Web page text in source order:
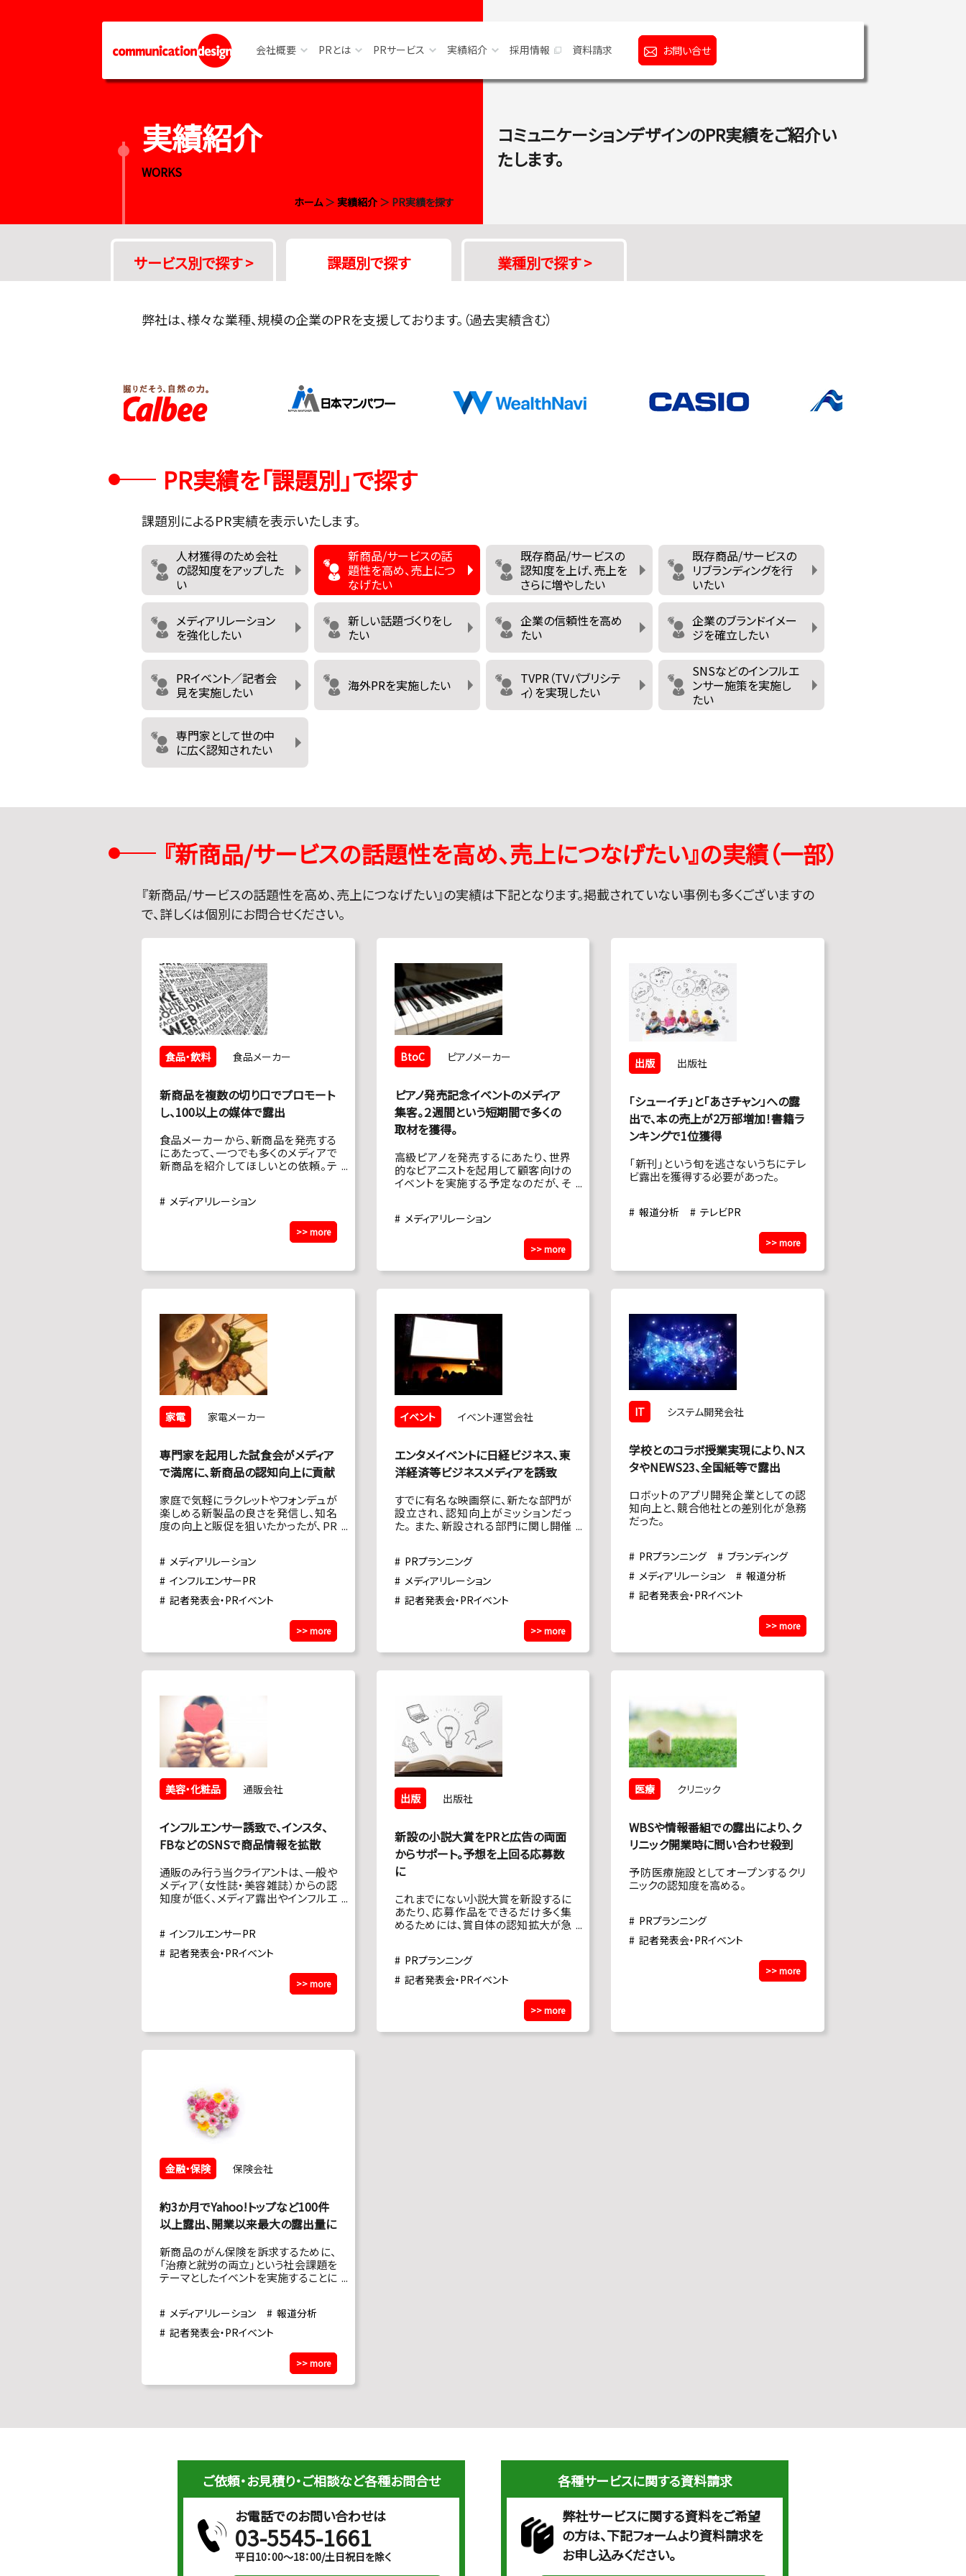
会社概要 PRとは PRサービス 実績紹介
業種別で探す
課題別で探す
採用情報 資料請求 お問い合せ
実績紹介
WORKS
ホーム＞ 実績紹介 ＞ PR実績を探す
コミュニケーションデザインのPR実績をご紹介い
たします。
サービス別で探す> 課題別で探す 業種別で探す>
弊社は、様々な業種、規模の企業のPRを支援しております。（過去実績含む）
PR実績を「課題別」で探す
課題別によるPR実績を表示いたします。
人材獲得のため会社
の認知度をアップした
い
新商品/サービスの話
題性を高め、売上につ
なげたい
既存商品/サービスの
認知度を上げ、売上を
さらに増やしたい
既存商品/サービスの
リブランディングを行
いたい
メディアリレーション
を強化したい
新しい話題づくりをし
たい
企業の信頼性を高め
たい
企業のブランドイメー
ジを確立したい
PRイベント／記者会
見を実施したい
海外PRを実施したい
TVPR（TVパブリシテ
ィ）を実現したい
SNSなどのインフルエ
ンサー施策を実施し
たい
専門家として世の中
に広く認知されたい
『新商品/サービスの話題性を高め、売上につなげたい』の実績（一部）
『新商品/サービスの話題性を高め、売上につなげたい』の実績は下記となります。掲載されていない事例も多くございますの
で、詳しくは個別にお問合せください。
食品・飲料 食品メーカー
新商品を複数の切り口でプロモート
し、100以上の媒体で露出
食品メーカーから、新商品を発売する
にあたって、一つでも多くのメディアで
新商品を紹介してほしいとの依頼。テ
露出切り口を開発する必要があった。
メディアリレーション
>> more
BtoC ピアノメーカー
ピアノ発売記念イベントのメディア
集客。２週間という短期間で多くの
取材を獲得。
高級ピアノを発売するにあたり、世界
的なピアニストを起用して顧客向けの
イベントを実施する予定なのだが、そ
般メディアへのリレーションがなく、テ
メディアを誘致してほしい。 イベント本
番まで2週間しかなく、他のPR会社に
は断られてしまった。
メディアリレーション
>> more
出版 出版社
「シューイチ」と「あさチャン」への露
出で、本の売上が2万部増加！書籍ラ
ンキングで1位獲得
「新刊」という旬を逃さないうちにテレ
ビ露出を獲得する必要があった。
報道分析 テレビPR
>> more
家電 家電メーカー
専門家を起用した試食会がメディア
で満席に、新商品の認知向上に貢献
家庭で気軽にラクレットやフォンデュが
楽しめる新製品の良さを発信し、知名
度の向上と販促を狙いたかったが、PR
メディアリレーション
インフルエンサーPR
記者発表会・PRイベント
>> more
イベント イベント運営会社
エンタメイベントに日経ビジネス、東
洋経済等ビジネスメディアを誘致
すでに有名な映画祭に、新たな部門が
設立され、認知向上がミッションだっ
た。 また、新設される部門に関し開催
かし、登壇者が『クリエイター』であり、
マーケティングの話は一切できないと
いう課題があった。
PRプランニング
メディアリレーション
記者発表会・PRイベント
>> more
IT システム開発会社
学校とのコラボ授業実現により、Nス
タやNEWS23、全国紙等で露出
ロボットのアプリ開発企業としての認
知向上と、競合他社との差別化が急務
だった。
PRプランニング
ブランディング
メディアリレーション
報道分析
記者発表会・PRイベント
>> more
美容・化粧品 通販会社
インフルエンサー誘致で、インスタ、
FBなどのSNSで商品情報を拡散
通販のみ行う当クライアントは、一般や
メディア（女性誌・美容雑誌）からの認
知度が低く、メディア露出やインフルエ
インフルエンサーPR
記者発表会・PRイベント
>> more
出版 出版社
新設の小説大賞をPRと広告の両面
からサポート。予想を上回る応募数
に
これまでにない小説大賞を新設するに
あたり、応募作品をできるだけ多く集
めるためには、賞自体の認知拡大が急
PRプランニング
記者発表会・PRイベント
>> more
医療 クリニック
WBSや情報番組での露出により、ク
リニック開業時に問い合わせ殺到
予防医療施設としてオープンするクリ
ニックの認知度を高める。
PRプランニング
記者発表会・PRイベント
>> more
金融・保険 保険会社
約3か月でYahoo!トップなど100件
以上露出、開業以来最大の露出量に
新商品のがん保険を訴求するために、
「治療と就労の両立」という社会課題を
テーマとしたイベントを実施することに
ションが皆無だったため、イベントの集
客に懸念があった。
メディアリレーション
報道分析
記者発表会・PRイベント
>> more
ご依頼・お見積り・ご相談など各種お問合せ
お電話でのお問い合わせは
03-5545-1661
平日10：00～18：00/土日祝日を除く
各種サービスに関する資料請求
弊社サービスに関する資料をご希望
の方は、下記フォームより資料請求を
お申し込みください。